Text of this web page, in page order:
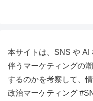
本サイトは、SNS や AI
伴うマーケティングの
するのかを考察して、
政治マーケティング